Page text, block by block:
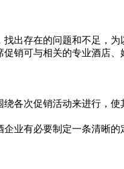
存在的问题和不足，为
可与相关的专业酒店、
次促销活动来进行，使
有必要制定一条清晰的